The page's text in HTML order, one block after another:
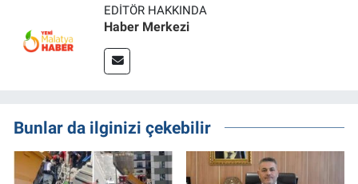
EDITÖR HAKKINDA
Haber Merkezi
Bunlar da ilginizi çekebilir